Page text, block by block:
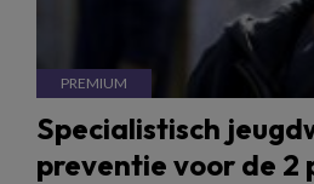
Specialistisch
preventie voor de 2